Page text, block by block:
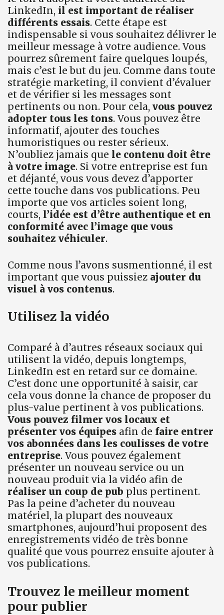
LinkedIn, il est important de réaliser
différents essais. Cette étape est
indispensable si vous souhaitez délivrer le
meilleur message à votre audience. Vous
pourrez sûrement faire quelques loupés,
mais c’est le but du jeu. Comme dans toute
stratégie marketing, il convient d’évaluer
et de vérifier si les messages sont
pertinents ou non. Pour cela, vous pouvez
adopter tous les tons. Vous pouvez être
informatif, ajouter des touches
humoristiques ou rester sérieux.
N’oubliez jamais que le contenu doit être
à votre image. Si votre entreprise est fun
et déjanté, vous vous devez d’apporter
cette touche dans vos publications. Peu
importe que vos articles soient long,
courts, l’idée est d’être authentique et en
conformité avec l’image que vous
souhaitez véhiculer.
Comme nous l’avons susmentionné, il est
important que vous puissiez ajouter du
visuel à vos contenus.
Utilisez la vidéo
Comparé à d’autres réseaux sociaux qui
utilisent la vidéo, depuis longtemps,
LinkedIn est en retard sur ce domaine.
C’est donc une opportunité à saisir, car
cela vous donne la chance de proposer du
plus-value pertinent à vos publications.
Vous pouvez filmer vos locaux et
présenter vos équipes afin de faire entrer
vos abonnées dans les coulisses de votre
entreprise. Vous pouvez également
présenter un nouveau service ou un
nouveau produit via la vidéo afin de
réaliser un coup de pub plus pertinent.
Pas la peine d’acheter du nouveau
matériel, la plupart des nouveaux
smartphones, aujourd’hui proposent des
enregistrements vidéo de très bonne
qualité que vous pourrez ensuite ajouter à
vos publications.
Trouvez le meilleur moment
pour publier